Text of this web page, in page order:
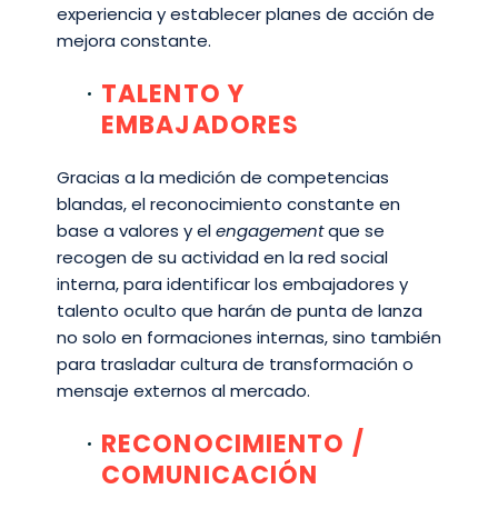
experiencia y establecer planes de acción de
mejora constante.
TALENTO Y
EMBAJADORES
Gracias a la medición de competencias
blandas, el reconocimiento constante en
base a valores y elengagementque se
recogen de su actividad en la red social
interna, para identificar los embajadores y
talento oculto que harán de punta de lanza
no solo en formaciones internas, sino también
para trasladar cultura de transformación o
mensaje externos al mercado.
RECONOCIMIENTO /
COMUNICACIÓN